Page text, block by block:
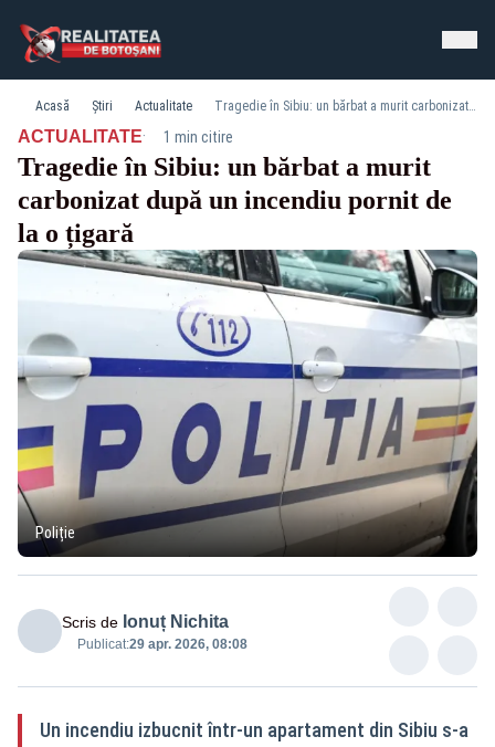
Acasă Știri Actualitate Tragedie în Sibiu: un bărbat a murit carbonizat după un incendiu pornit de la o țigară
ACTUALITATE· 1 min citire
Tragedie în Sibiu: un bărbat a murit
carbonizat după un incendiu pornit de
la o țigară
Poliție
Scris de Ionuț Nichita
Publicat:29 apr. 2026, 08:08
Un incendiu izbucnit într-un apartament din Sibiu s-a